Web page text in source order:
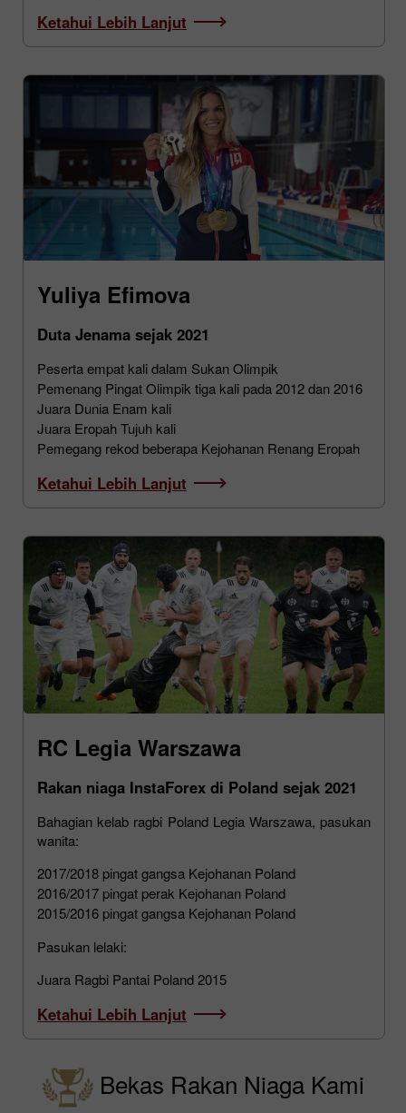
Ketahui Lebih Lanjut
Yuliya Efimova
Duta Jenama sejak 2021
Peserta empat kali dalam Sukan Olimpik
Pemenang Pingat Olimpik tiga kali pada 2012 dan 2016
Juara Dunia Enam kali
Juara Eropah Tujuh kali
Pemegang rekod beberapa Kejohanan Renang Eropah
Ketahui Lebih Lanjut
RC Legia Warszawa
Rakan niaga InstaForex di Poland sejak 2021
Bahagian kelab ragbi Poland Legia Warszawa, pasukan
wanita:
2017/2018 pingat gangsa Kejohanan Poland
2016/2017 pingat perak Kejohanan Poland
2015/2016 pingat gangsa Kejohanan Poland
Pasukan lelaki:
Juara Ragbi Pantai Poland 2015
Ketahui Lebih Lanjut
Bekas Rakan Niaga Kami